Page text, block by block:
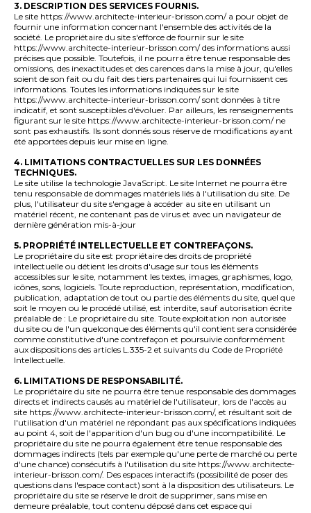
3. DESCRIPTION DES SERVICES FOURNIS.
Le site https://www.architecte-interieur-brisson.com/ a pour objet de
fournir une information concernant l'ensemble des activités de la
société. Le propriétaire du site s'efforce de fournir sur le site
https://www.architecte-interieur-brisson.com/ des informations aussi
précises que possible. Toutefois, il ne pourra être tenue responsable des
omissions, des inexactitudes et des carences dans la mise à jour, qu'elles
soient de son fait ou du fait des tiers partenaires qui lui fournissent ces
informations. Toutes les informations indiquées sur le site
https://www.architecte-interieur-brisson.com/ sont données à titre
indicatif, et sont susceptibles d'évoluer. Par ailleurs, les renseignements
figurant sur le site https://www.architecte-interieur-brisson.com/ ne
sont pas exhaustifs. Ils sont donnés sous réserve de modifications ayant
été apportées depuis leur mise en ligne.
4. LIMITATIONS CONTRACTUELLES SUR LES DONNÉES
TECHNIQUES.
Le site utilise la technologie JavaScript. Le site Internet ne pourra être
tenu responsable de dommages matériels liés à l'utilisation du site. De
plus, l'utilisateur du site s'engage à accéder au site en utilisant un
matériel récent, ne contenant pas de virus et avec un navigateur de
dernière génération mis-à-jour
5. PROPRIÉTÉ INTELLECTUELLE ET CONTREFAÇONS.
Le propriétaire du site est propriétaire des droits de propriété
intellectuelle ou détient les droits d'usage sur tous les éléments
accessibles sur le site, notamment les textes, images, graphismes, logo,
icônes, sons, logiciels. Toute reproduction, représentation, modification,
publication, adaptation de tout ou partie des éléments du site, quel que
soit le moyen ou le procédé utilisé, est interdite, sauf autorisation écrite
préalable de : Le propriétaire du site. Toute exploitation non autorisée
du site ou de l'un quelconque des éléments qu'il contient sera considérée
comme constitutive d'une contrefaçon et poursuivie conformément
aux dispositions des articles L.335-2 et suivants du Code de Propriété
Intellectuelle.
6. LIMITATIONS DE RESPONSABILITÉ.
Le propriétaire du site ne pourra être tenue responsable des dommages
directs et indirects causés au matériel de l'utilisateur, lors de l'accès au
site https://www.architecte-interieur-brisson.com/, et résultant soit de
l'utilisation d'un matériel ne répondant pas aux spécifications indiquées
au point 4, soit de l'apparition d'un bug ou d'une incompatibilité. Le
propriétaire du site ne pourra également être tenue responsable des
dommages indirects (tels par exemple qu'une perte de marché ou perte
d'une chance) consécutifs à l'utilisation du site https://www.architecte-
interieur-brisson.com/. Des espaces interactifs (possibilité de poser des
questions dans l'espace contact) sont à la disposition des utilisateurs. Le
propriétaire du site se réserve le droit de supprimer, sans mise en
demeure préalable, tout contenu déposé dans cet espace qui